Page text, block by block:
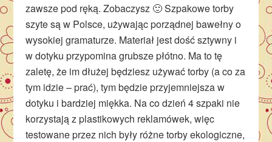
zawsze pod ręką. Zobaczysz 🙂 Szpakowe torby
szyte są w Polsce, używając porządnej bawełny o
wysokiej gramaturze. Materiał jest dość sztywny i
w dotyku przypomina grubsze płótno. Ma to tę
zaletę, że im dłużej będziesz używać torby (a co za
tym idzie – prać), tym będzie przyjemniejsza w
dotyku i bardziej miękka. Na co dzień 4 szpaki nie
korzystają z plastikowych reklamówek, więc
testowane przez nich były różne torby ekologiczne,